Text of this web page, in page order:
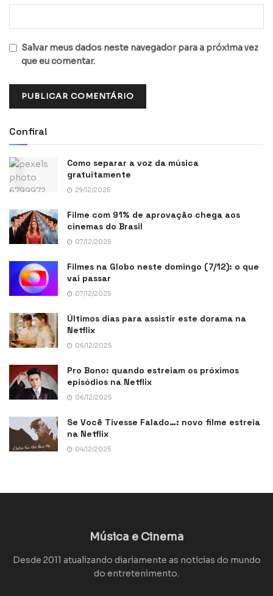
Salvar meus dados neste navegador para a próxima vez
que eu comentar.
Confira!
Como separar a voz da música
gratuitamente
29/12/2025
Filme com 91% de aprovação chega aos
cinemas do Brasil
07/12/2025
Filmes na Globo neste domingo (7/12): o que
vai passar
07/12/2025
Últimos dias para assistir este dorama na
Netflix
06/12/2025
Pro Bono: quando estreiam os próximos
episódios na Netflix
06/12/2025
Se Você Tivesse Falado…: novo filme estreia
na Netflix
04/12/2025
Música e Cinema
Desde 2011 atualizando diariamente as notícias do mundo
do entretenimento.